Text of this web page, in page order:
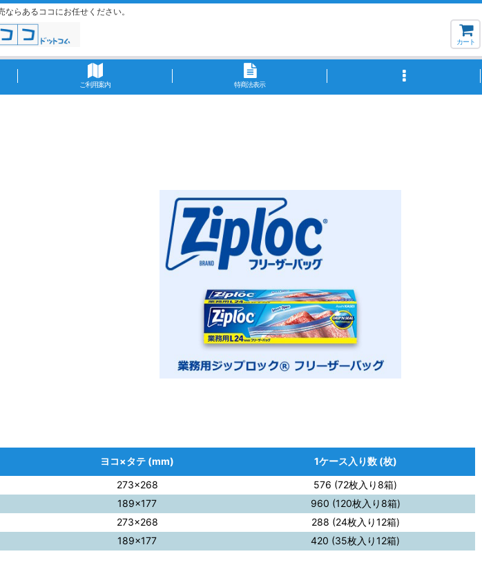
らあるココにお任せください。
カート
ご利用案内 特商法表示
ヨコ×タテ (mm)
1ケース入り数 (枚)
273×268
576 (72枚入り8箱)
189×177
960 (120枚入り8箱)
273×268
288 (24枚入り12箱)
189×177 420 (35枚入り12箱)